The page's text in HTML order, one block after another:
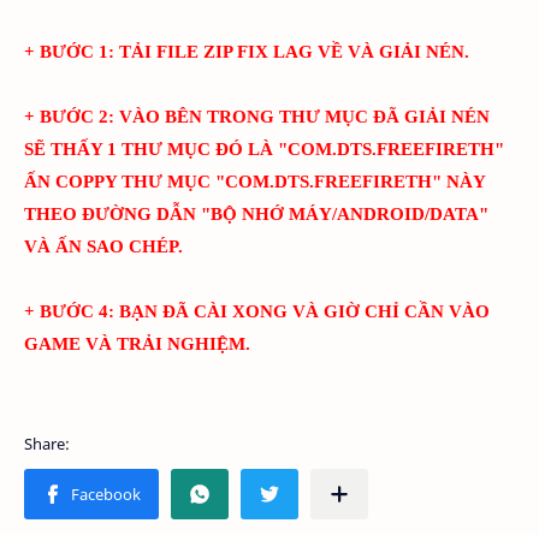
+ BƯỚC 1: TẢI FILE ZIP FIX LAG VỀ VÀ GIẢI NÉN.
+ BƯỚC 2: VÀO BÊN TRONG THƯ MỤC ĐÃ GIẢI NÉN
SẼ THẤY 1 THƯ MỤC ĐÓ LÀ "COM.DTS.FREEFIRETH"
ẤN COPPY THƯ MỤC "COM.DTS.FREEFIRETH" NÀY
THEO ĐƯỜNG DẪN "BỘ NHỚ MÁY/ANDROID/DATA"
VÀ ẤN SAO CHÉP.
+ BƯỚC 4: BẠN ĐÃ CÀI XONG VÀ GIỜ CHỈ CẦN VÀO
GAME VÀ TRẢI NGHIỆM.